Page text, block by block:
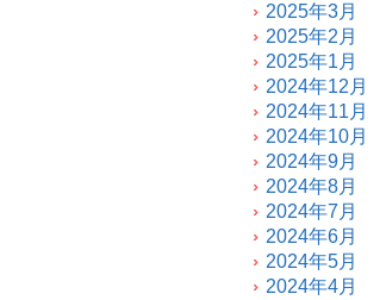
2025年3月
2025年2月
2025年1月
2024年12月
2024年11月
2024年10月
2024年9月
2024年8月
2024年7月
2024年6月
2024年5月
2024年4月